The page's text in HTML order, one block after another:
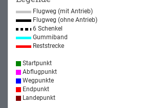
Flugweg (mit Antrieb)
Flugweg (ohne Antrieb)
6 Schenkel
Gummiband
Reststrecke
Startpunkt
Abflugpunkt
Wegpunkte
Endpunkt
Landepunkt